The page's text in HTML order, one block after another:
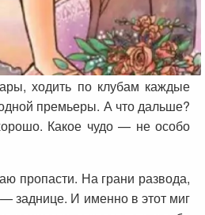
ходить по клубам каждые
премьеры. А что дальше?
Какое чудо — не особо
пропасти. На грани развода,
заднице. И именно в этот миг